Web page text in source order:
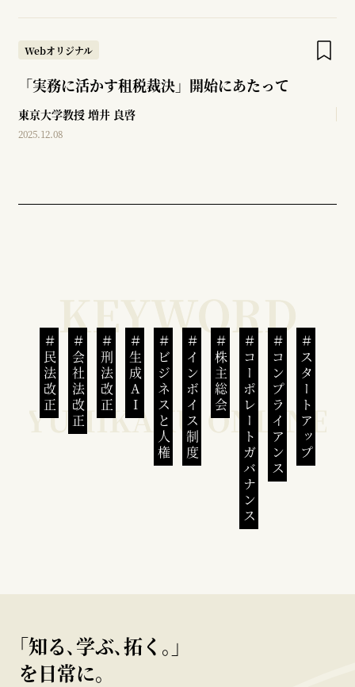
Webオリジナル
「実務に活かす租税裁決」開始にあたって
東京大学教授 増井 良啓
2025.12.08
民法改正 会社法改正 刑法改正 生成AI ビジネスと人権インボイス制度 株主総会 コーポレートガバナンスコンプライアンススタートアップ
｢知る､学ぶ､拓く｡｣
を日常に。